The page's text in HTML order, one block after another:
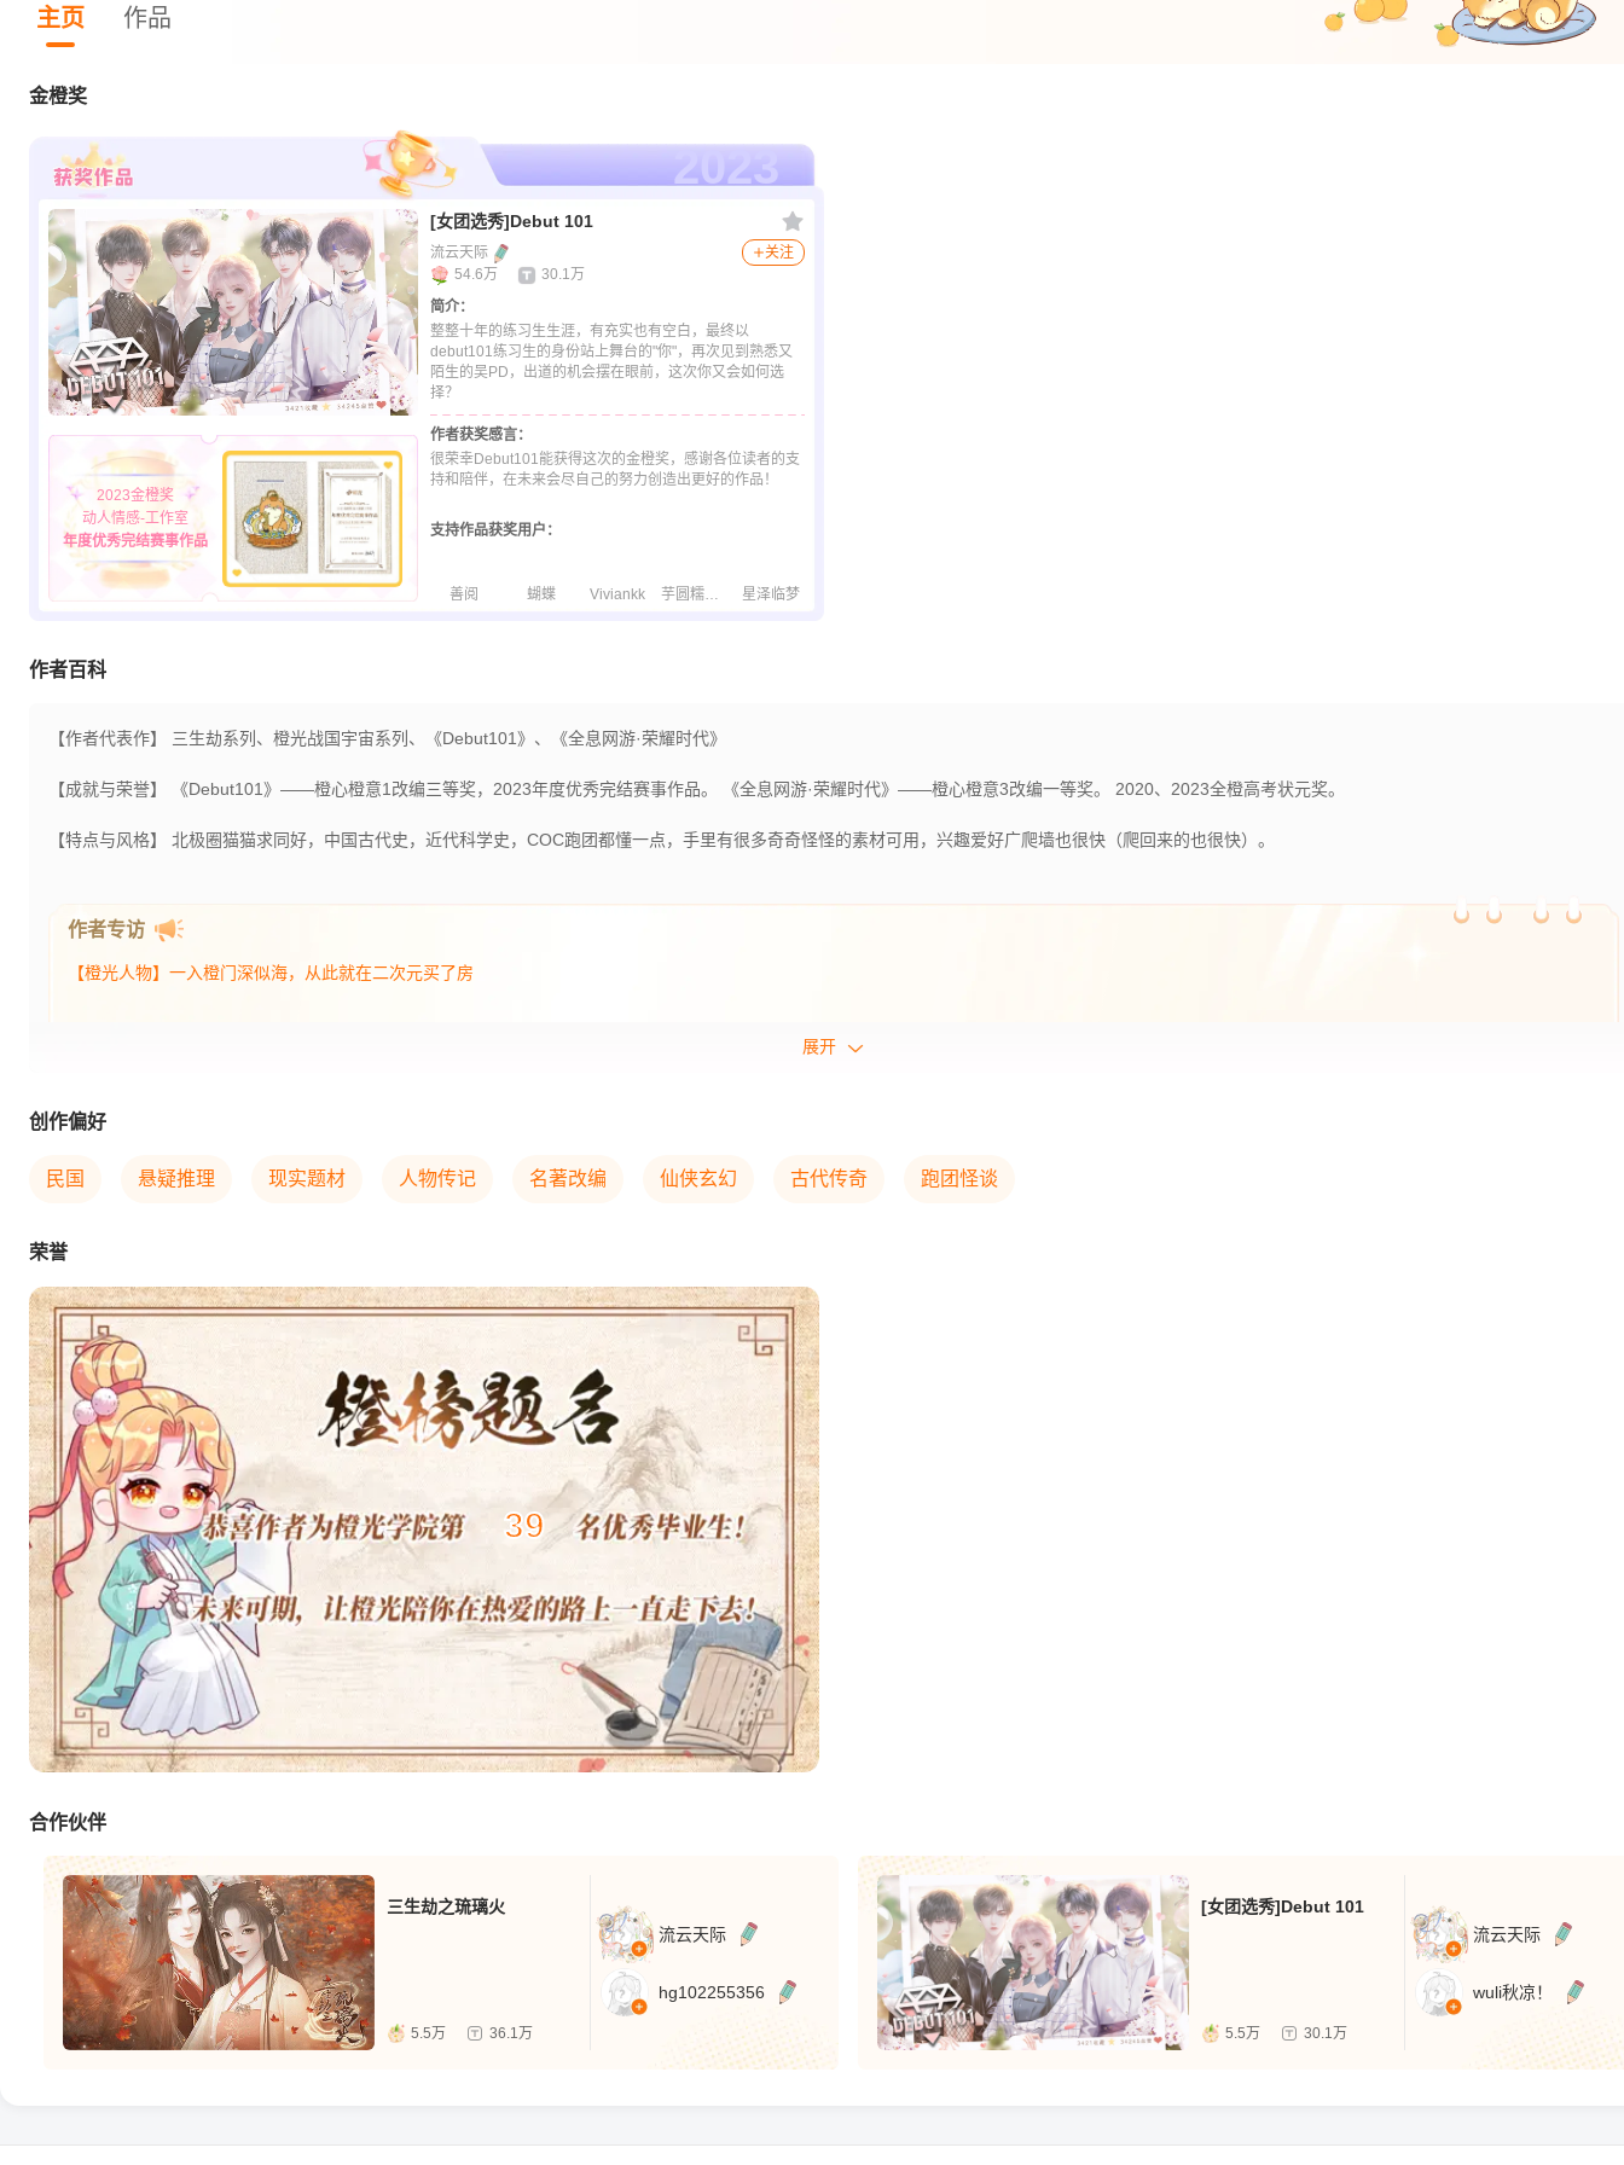
主页 作品
金橙奖
2023
[女团选秀]Debut 101
流云天际
关注
54.6万
30.1万
简介：
整整十年的练习生生涯，有充实也有空白，最终以
debut101练习生的身份站上舞台的"你"，再次见到熟悉又
陌生的吴PD，出道的机会摆在眼前，这次你又会如何选
择？
2023金橙奖
动人情感-工作室
年度优秀完结赛事作品
作者获奖感言：
很荣幸Debut101能获得这次的金橙奖，感谢各位读者的支
持和陪伴，在未来会尽自己的努力创造出更好的作品！
支持作品获奖用户：
善阅 蝴蝶 Viviankk 芋圆糯米奶茶 星泽临梦
作者百科
【作者代表作】 三生劫系列、橙光战国宇宙系列、《Debut101》、《全息网游·荣耀时代》
【成就与荣誉】 《Debut101》——橙心橙意1改编三等奖，2023年度优秀完结赛事作品。 《全息网游·荣耀时代》——橙心橙意3改编一等奖。 2020、2023全橙高考状元奖。
【特点与风格】 北极圈猫猫求同好，中国古代史，近代科学史，COC跑团都懂一点，手里有很多奇奇怪怪的素材可用，兴趣爱好广爬墙也很快（爬回来的也很快）。
作者专访
【橙光人物】一入橙门深似海，从此就在二次元买了房
展开
创作偏好
民国 悬疑推理 现实题材 人物传记 名著改编 仙侠玄幻 古代传奇 跑团怪谈
荣誉
39
合作伙伴
三生劫之琉璃火
5.5万 36.1万
流云天际
hg102255356
[女团选秀]Debut 101
5.5万 30.1万
流云天际
wuli秋凉！